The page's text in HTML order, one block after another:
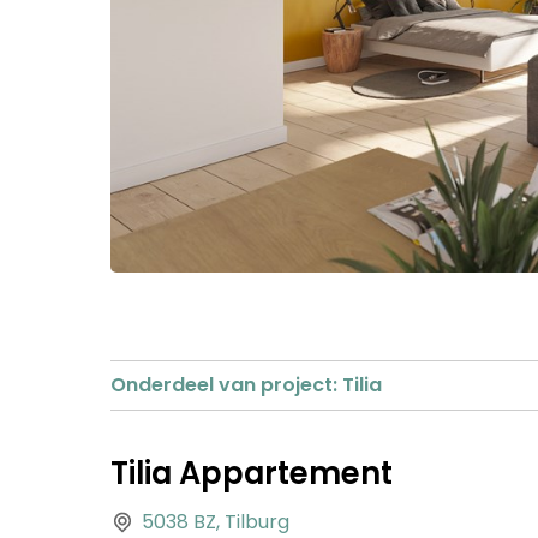
Onderdeel van project: Tilia
Tilia Appartement
5038 BZ, Tilburg